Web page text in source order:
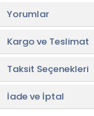
Kullanım ve
• Makinede
• Uzun ömürlü
• Not:Bu fiyat
Evidea
iptal edilecektir.
Yorumlar
Kargo ve Teslimat
Taksit Seçenekleri
İade ve İptal